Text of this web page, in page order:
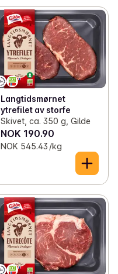
Langtidsmørnet
ytrefilet av storfe
Skivet, ca. 350 g, Gilde
NOK 190.90
NOK 545.43 /kg